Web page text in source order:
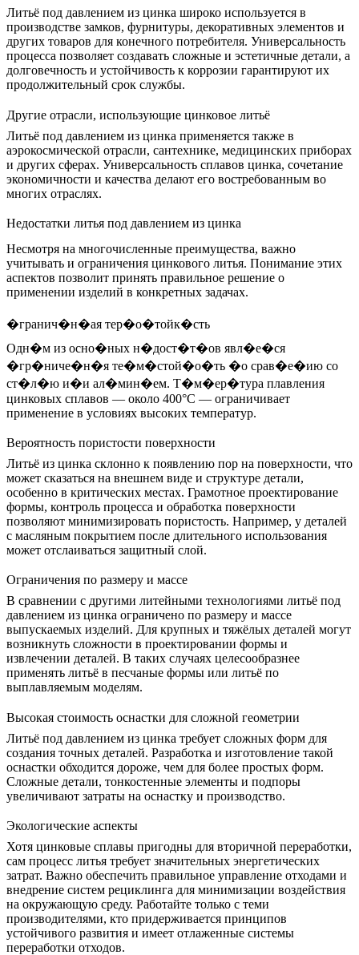
Литьё под давлением из цинка широко используется в
производстве замков, фурнитуры, декоративных элементов и
других товаров для конечного потребителя. Универсальность
процесса позволяет создавать сложные и эстетичные детали, а
долговечность и устойчивость к коррозии гарантируют их
продолжительный срок службы.
Другие отрасли, использующие цинковое литьё
Литьё под давлением из цинка применяется также в
аэрокосмической отрасли, сантехнике, медицинских приборах
и других сферах. Универсальность сплавов цинка, сочетание
экономичности и качества делают его востребованным во
многих отраслях.
Недостатки литья под давлением из цинка
Несмотря на многочисленные преимущества, важно
учитывать и ограничения цинкового литья. Понимание этих
аспектов позволит принять правильное решение о
применении изделий в конкретных задачах.
�гранич�н�ая тер�о�тойк�сть
Одн�м из осно�ных н�дост�т�ов явл�е�ся
�гр�ниче�н�я те�м�стой�о�ть �о срав�е�ию со
ст�л�ю и�и ал�мин�ем. Т�м�ер�тура плавления
цинковых сплавов — около 400°C — ограничивает
применение в условиях высоких температур.
Вероятность пористости поверхности
Литьё из цинка склонно к появлению пор на поверхности, что
может сказаться на внешнем виде и структуре детали,
особенно в критических местах. Грамотное проектирование
формы, контроль процесса и обработка поверхности
позволяют минимизировать пористость. Например, у деталей
с масляным покрытием после длительного использования
может отслаиваться защитный слой.
Ограничения по размеру и массе
В сравнении с другими литейными технологиями литьё под
давлением из цинка ограничено по размеру и массе
выпускаемых изделий. Для крупных и тяжёлых деталей могут
возникнуть сложности в проектировании формы и
извлечении деталей. В таких случаях целесообразнее
применять литьё в песчаные формы или литьё по
выплавляемым моделям.
Высокая стоимость оснастки для сложной геометрии
Литьё под давлением из цинка требует сложных форм для
создания точных деталей. Разработка и изготовление такой
оснастки обходится дороже, чем для более простых форм.
Сложные детали, тонкостенные элементы и подпоры
увеличивают затраты на оснастку и производство.
Экологические аспекты
Хотя цинковые сплавы пригодны для вторичной переработки,
сам процесс литья требует значительных энергетических
затрат. Важно обеспечить правильное управление отходами и
внедрение систем рециклинга для минимизации воздействия
на окружающую среду. Работайте только с теми
производителями, кто придерживается принципов
устойчивого развития и имеет отлаженные системы
переработки отходов.